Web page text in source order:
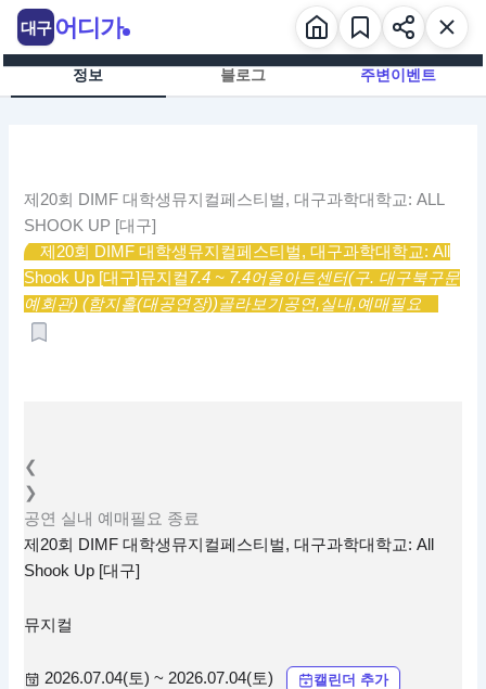
츠
정보 블로그 주변이벤트
제20회 DIMF 대학생뮤지컬페스티벌, 대구과학대학교: ALL
SHOOK UP [대구]
제20회 DIMF 대학생뮤지컬페스티벌, 대구과학대학교: All
Shook Up [대구]뮤지컬7.4 ~ 7.4어울아트센터(구. 대구북구문
예회관) (함지홀(대공연장))골라보기공연,실내,예매필요
❮
❯
공연 실내 예매필요 종료
제20회 DIMF 대학생뮤지컬페스티벌, 대구과학대학교: All
Shook Up [대구]
뮤지컬
2026.07.04(토) ~ 2026.07.04(토) 캘린더 추가
대구 어디가